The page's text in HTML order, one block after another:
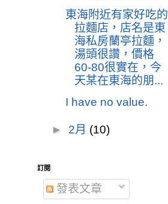
東海附近有家好吃的
拉麵店，店名是東
海私房蘭亭拉麵，
湯頭很讚，價格
60-80很實在，今
天某在東海的朋...
I have no value.
► 2月 (10)
訂閱
發表文章